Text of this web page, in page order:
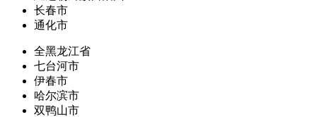
长春市
通化市
全黑龙江省
七台河市
伊春市
哈尔滨市
双鸭山市